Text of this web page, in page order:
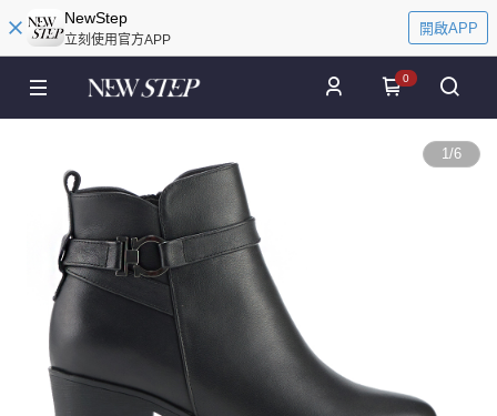
NewStep
立刻使用官方APP
開啟APP
0
1/6